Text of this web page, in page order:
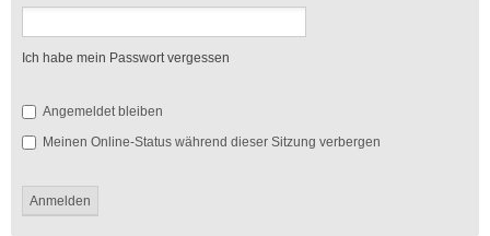
Ich habe mein Passwort vergessen
Angemeldet bleiben
Meinen Online-Status während dieser Sitzung verbergen